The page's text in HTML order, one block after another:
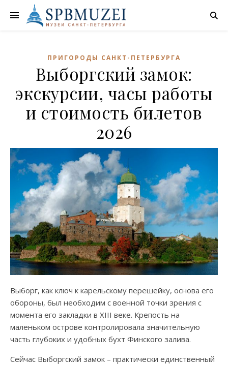
ПРИГОРОДЫ САНКТ-ПЕТЕРБУРГА
Выборгский замок:
экскурсии, часы работы
и стоимость билетов
2026
Выборг, как ключ к карельскому перешейку, основа его
обороны, был необходим с военной точки зрения с
момента его закладки в XIII веке. Крепость на
маленьком острове контролировала значительную
часть глубоких и удобных бухт Финского залива.
Сейчас Выборгский замок – практически единственный